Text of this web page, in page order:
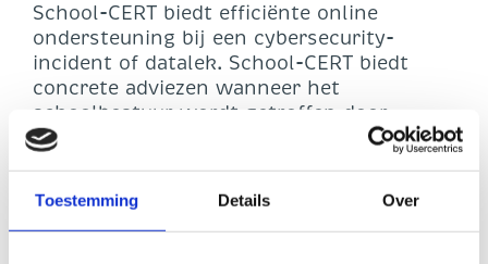
Toestemming Details Over
School-CERT biedt efficiënte online
ondersteuning bij een cybersecurity-
incident of datalek. School-CERT biedt
concrete adviezen wanneer het
schoolbestuur wordt getroffen door
ransomware, een phishingaanval, datalek
ontvang je de School-CERT-alerts over
kwetsbaarheden die relevant zijn voor het
onderwijs. School-CERT publiceert